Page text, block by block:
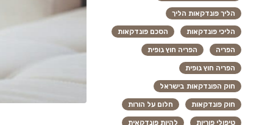
הליך פונדקאות הליך
הליכי פונדקאות הסכם פונדקאות
הפריה הפריה חוץ גופית
הפריה חוץ גופית
חוק הפונדקאות בישראל
חוק פונדקאות חלום על הורות
טיפולי פוריות להיות פונדקאית